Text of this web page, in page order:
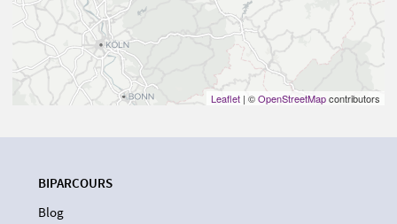
Leaflet | ©OpenStreetMapcontributors
BIPARCOURS
Blog